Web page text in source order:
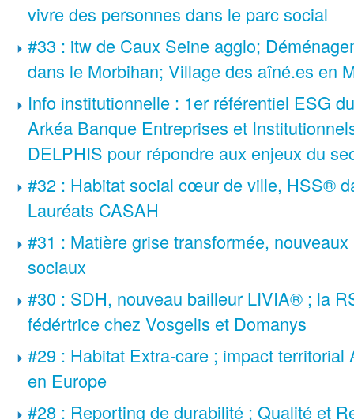
vivre des personnes dans le parc social
#33 : itw de Caux Seine agglo;
dans le Morbihan; Village des aîné.es en
Info institutionnelle : 1er référentiel ESG
Arkéa Banque Entreprises et
DELPHIS pour répondre aux enjeux du
#32 : Habitat social cœur de ville, HSS®
Lauréats CASAH
#31 : Matière grise transformée,
sociaux
#30 : SDH, nouveau bailleur LIVIA® ; la
fédértrice chez Vosgelis et Domanys
#29 : Habitat Extra-care ; impact territorial
en Europe
#28 : Reporting de durabilité ; Qualité et